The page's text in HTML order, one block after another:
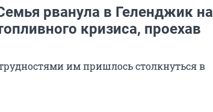
рванула в Геленджик на
кризиса, проехав
им пришлось столкнуться в